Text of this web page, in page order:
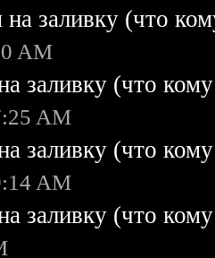
заливку (что
AM
заливку (что
AM
заливку (что
AM
заливку (что